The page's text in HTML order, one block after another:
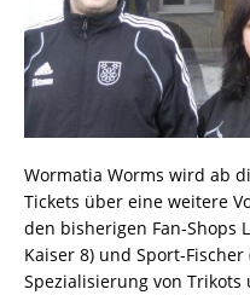
Wormatia Worms wird ab
Tickets über eine weitere
den bisherigen Fan-Shops
Kaiser 8) und Sport-
Spezialisierung von